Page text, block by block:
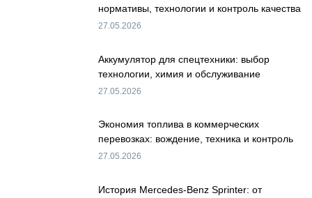
нормативы, технологии и контроль качества
27.05.2026
Аккумулятор для спецтехники: выбор
технологии, химия и обслуживание
27.05.2026
Экономия топлива в коммерческих
перевозках: вождение, техника и контроль
27.05.2026
История Mercedes-Benz Sprinter: от